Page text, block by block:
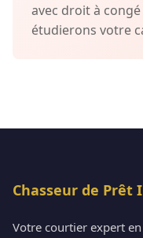
avec droit à
étudierons votre
Chasseur de Prêt
Votre courtier expert